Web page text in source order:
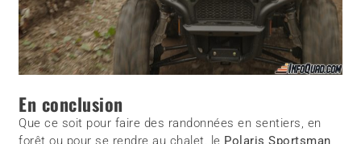
En conclusion
Que ce soit pour faire des randonnées en sentiers, en
forêt ou pour se rendre au chalet, le Polaris Sportsman